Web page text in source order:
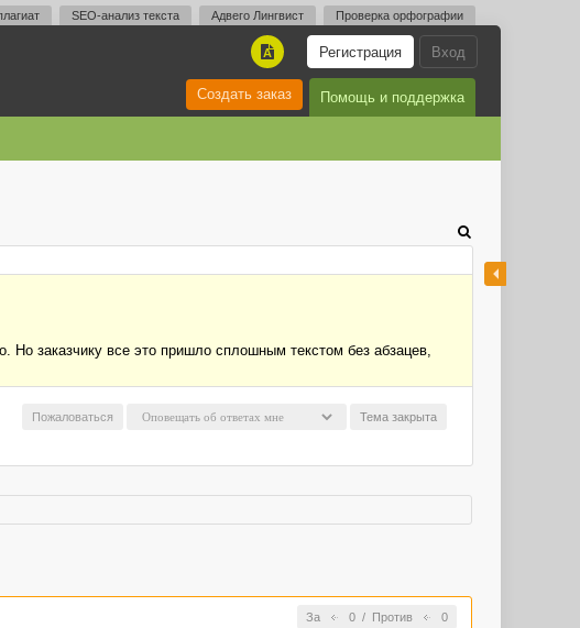
SEO-анализ текста Адвего Лингвист Проверка орфографии
Вход
Регистрация
A
Помощь и поддержка
Создать заказ
Но заказчику все это пришло сплошным текстом без абзацев,
Тема закрыта
Пожаловаться
За 0/ Против 0